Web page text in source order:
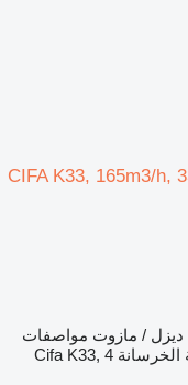
CIFA K33, 165m3/h,
ديزل / مازوت مواصفات
Cifa K33, 4